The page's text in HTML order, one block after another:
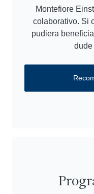
Montefiore
colaborativo. Si
pudiera
dude